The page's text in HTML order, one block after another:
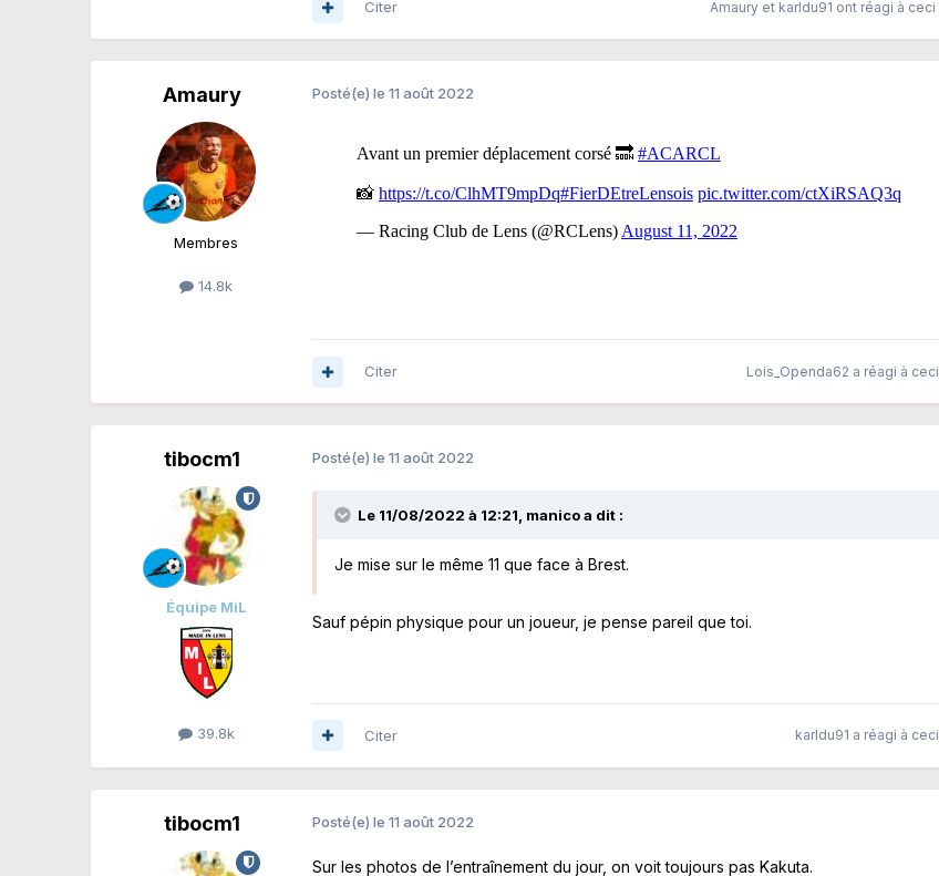
Amaury et karldu91 ont réagi à ceci
Citer
Amaury
Membres
14.8k
Posté(e)le 11 août 2022
Lois_Openda62 a réagi à ceci
Citer
tibocm1
Équipe MiL
39.8k
Posté(e)le 11 août 2022
Le 11/08/2022 à 12:21, manicoa dit :
Je mise sur le même 11 que face à Brest.
Sauf pépin physique pour un joueur, je pense pareil que toi.
karldu91 a réagi à ceci
Citer
tibocm1 Posté(e)le 11 août 2022
Sur les photos de l’entraînement du jour, on voit toujours pas Kakuta.